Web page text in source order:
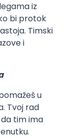
iz
bi protok
Timski
i
u
Tvoj rad
tim ima